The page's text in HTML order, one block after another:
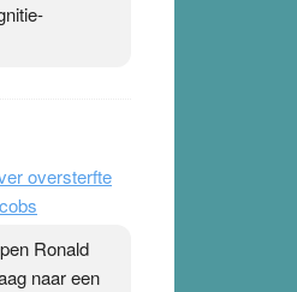
oversterfte
Ronald
naar een